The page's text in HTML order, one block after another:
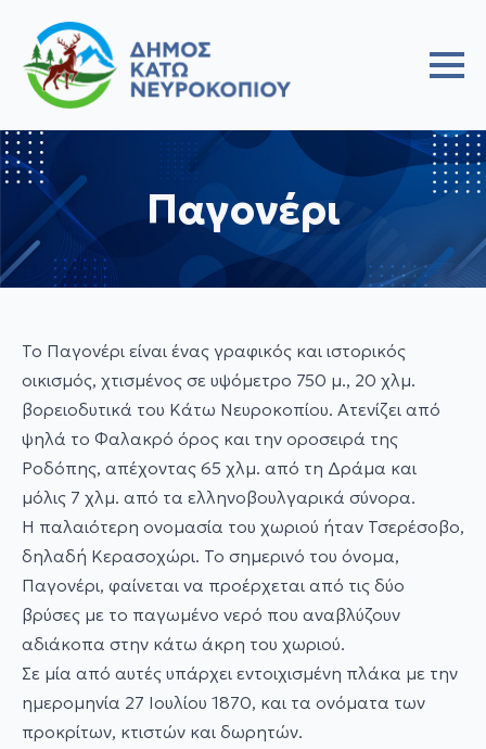
Παγονέρι
Το Παγονέρι είναι ένας γραφικός και ιστορικός
οικισμός, χτισμένος σε υψόμετρο 750 μ., 20 χλμ.
βορειοδυτικά του Κάτω Νευροκοπίου. Ατενίζει από
ψηλά το Φαλακρό όρος και την οροσειρά της
Ροδόπης, απέχοντας 65 χλμ. από τη Δράμα και
μόλις 7 χλμ. από τα ελληνοβουλγαρικά σύνορα.
Η παλαιότερη ονομασία του χωριού ήταν Τσερέσοβο,
δηλαδή Κερασοχώρι. Το σημερινό του όνομα,
Παγονέρι, φαίνεται να προέρχεται από τις δύο
βρύσες με το παγωμένο νερό που αναβλύζουν
αδιάκοπα στην κάτω άκρη του χωριού.
Σε μία από αυτές υπάρχει εντοιχισμένη πλάκα με την
ημερομηνία 27 Ιουλίου 1870, και τα ονόματα των
προκρίτων, κτιστών και δωρητών.